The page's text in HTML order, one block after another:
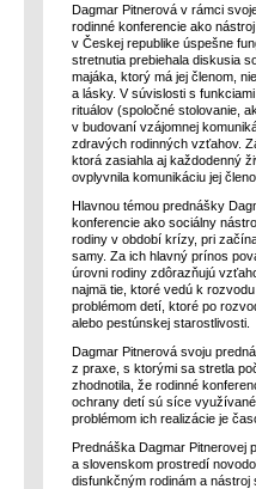
Dagmar Pitnerová v rámci
rodinné konferencie ako
v Českej republike úspešne
stretnutia prebiehala diskusia
majáka, ktorý má jej členom,
a lásky. V súvislosti s
rituálov (spoločné stolovanie,
v budovaní vzájomnej
zdravých rodinných vzťahov.
ktorá zasiahla aj každodenný
ovplyvnila komunikáciu jej
Hlavnou témou prednášky
konferencie ako sociálny
rodiny v období krízy, pri
samy. Za ich hlavný prínos
úrovni rodiny zdôrazňujú
najmä tie, ktoré vedú k
problémom detí, ktoré po
alebo pestúnskej starostlivosti.
Dagmar Pitnerová svoju
z praxe, s ktorými sa stretla
zhodnotila, že rodinné
ochrany detí sú síce
problémom ich realizácie je
Prednáška Dagmar Pitnerovej
a slovenskom prostredí
disfunkčným rodinám a